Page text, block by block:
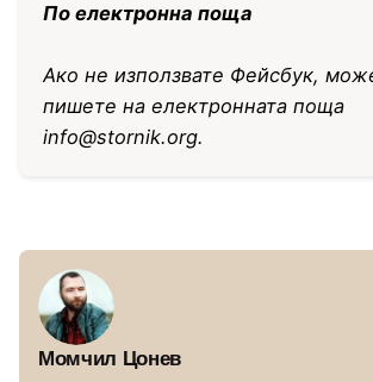
По електронна поща
Ако не използвате Фейсбук,
пишете на електронната поща
info@stornik.org.
Момчил Цонев